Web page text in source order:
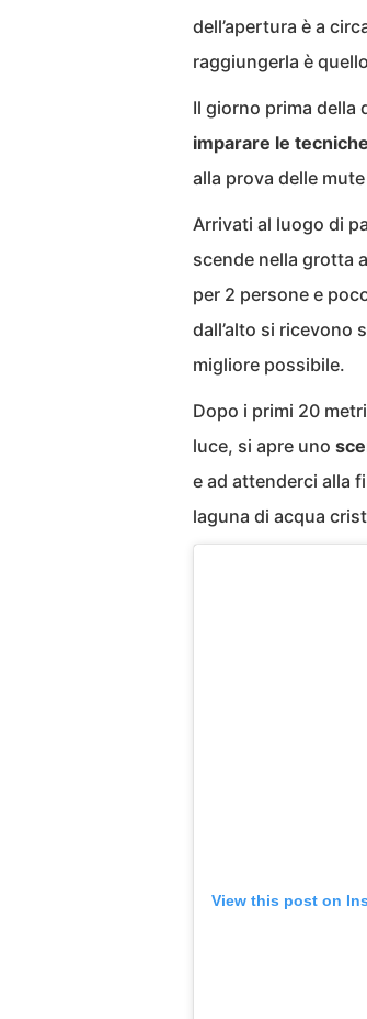
dell’apertura è a
raggiungerla è
Il giorno prima della
imparare le
alla prova delle
Arrivati al luogo di
scende nella grotta
per 2 persone e
dall’alto si ricevono
migliore possibile.
Dopo i primi 20
luce, si apre uno
e ad attenderci alla
laguna di acqua
View this post on